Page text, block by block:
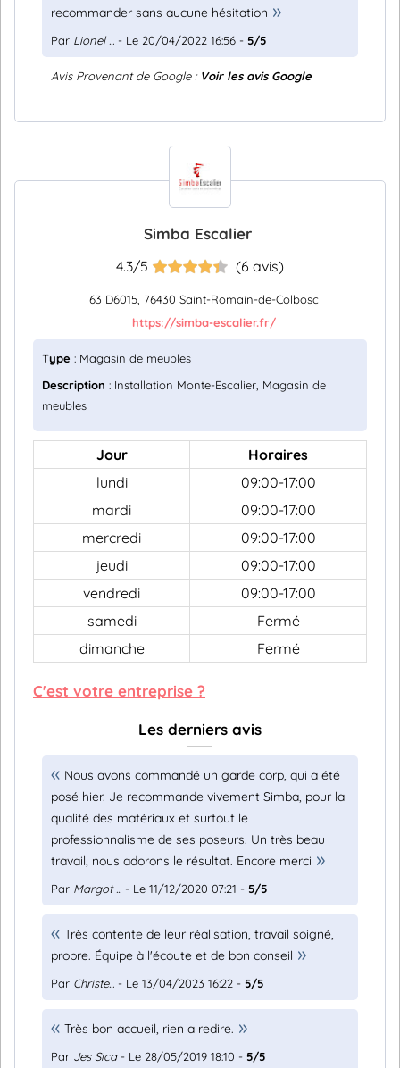
recommander sans aucune hésitation
Par Lionel ... - Le 20/04/2022 16:56 - 5/5
Avis Provenant de Google : Voir les avis Google
Simba Escalier
4.3/5 (6 avis)
63 D6015, 76430 Saint-Romain-de-Colbosc
https://simba-escalier.fr/
Type : Magasin de meubles
Description : Installation Monte-Escalier, Magasin de
meubles
Jour
Horaires
lundi
09:00-17:00
mardi
09:00-17:00
mercredi
09:00-17:00
jeudi
09:00-17:00
vendredi
09:00-17:00
samedi
Fermé
dimanche
Fermé
C'est votre entreprise ?
Les derniers avis
Nous avons commandé un garde corp, qui a été
posé hier. Je recommande vivement Simba, pour la
qualité des matériaux et surtout le
professionnalisme de ses poseurs. Un très beau
travail, nous adorons le résultat. Encore merci
Par Margot ... - Le 11/12/2020 07:21 - 5/5
Très contente de leur réalisation, travail soigné,
propre. Équipe à l'écoute et de bon conseil
Par Christe... - Le 13/04/2023 16:22 - 5/5
Très bon accueil, rien a redire.
Par Jes Sica- Le 28/05/2019 18:10 - 5/5